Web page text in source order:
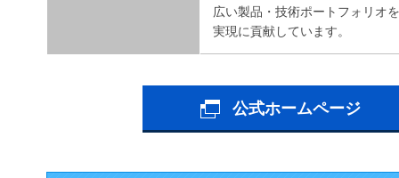
広い製品・技術ポートフォリオ
実現に貢献しています。
公式ホームページ